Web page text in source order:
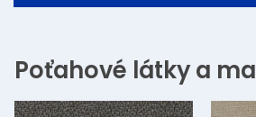
Poťahové látky a